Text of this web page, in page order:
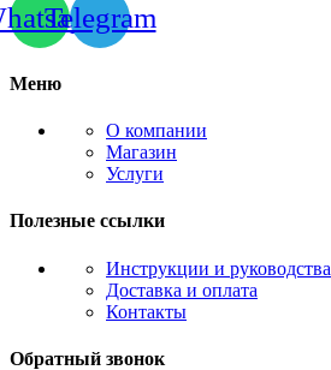
Telegram
Меню
О компании
Магазин
Услуги
Полезные ссылки
Инструкции и руководства
Доставка и оплата
Контакты
Обратный звонок